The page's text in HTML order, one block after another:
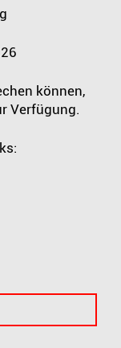
können,
Verfügung.